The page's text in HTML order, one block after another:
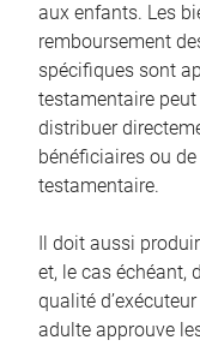
aux enfants. Les
remboursement
spécifiques sont
testamentaire
distribuer
bénéficiaires ou
testamentaire.
Il doit aussi
et, le cas échéant,
qualité
adulte approuve